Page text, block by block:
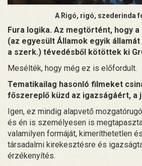
A Rigó, rigó, szederinda
Fura logika. Az megtörtént, hogy
(az egyesült Államok egyik
a szerk.) tévedésből kötöttek ki
Mesélték, hogy még ez is előfordult.
Tematikailag hasonló filmeket
főszereplő küzd az igazságáért, a
Igen, ez mindig alapvető
és én is személyesen is
valamilyen formáját, kimeríthetetlen
társadalmi kirekesztésre és
érzékenyítés.